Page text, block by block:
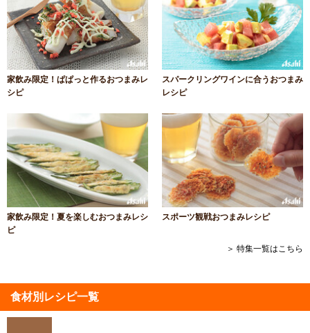
家飲み限定！ぱぱっと作るおつまみレ
シピ
スパークリングワインに合うおつまみ
レシピ
家飲み限定！夏を楽しむおつまみレシ
ピ
スポーツ観戦おつまみレシピ
＞ 特集一覧はこちら
食材別レシピ一覧